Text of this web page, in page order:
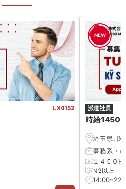
LX0152
NEW
派遣社員
時給1450
埼玉県,関
事務系・ 軽
１４５０円
N3以上